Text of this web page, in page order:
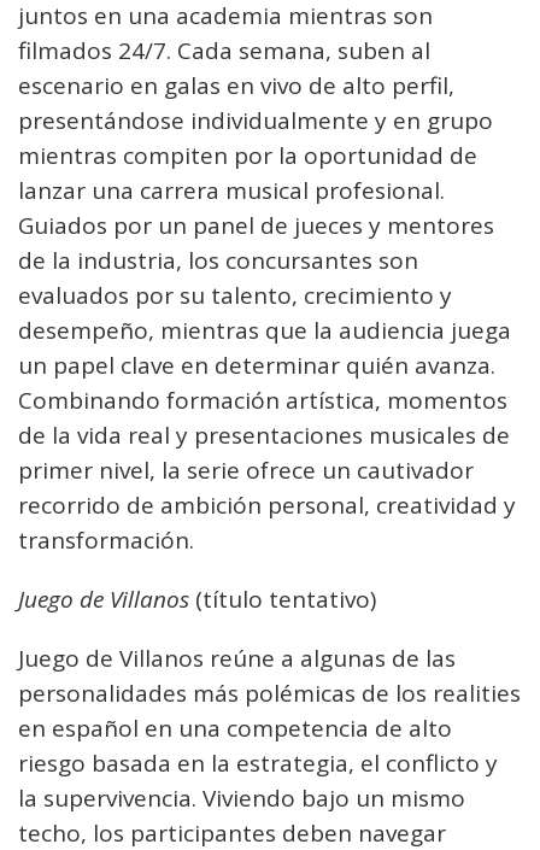
juntos en una academia mientras son
filmados 24/7. Cada semana, suben al
escenario en galas en vivo de alto perfil,
presentándose individualmente y en grupo
mientras compiten por la oportunidad de
lanzar una carrera musical profesional.
Guiados por un panel de jueces y mentores
de la industria, los concursantes son
evaluados por su talento, crecimiento y
desempeño, mientras que la audiencia juega
un papel clave en determinar quién avanza.
Combinando formación artística, momentos
de la vida real y presentaciones musicales de
primer nivel, la serie ofrece un cautivador
recorrido de ambición personal, creatividad y
transformación.
Juego de Villanos (título tentativo)
Juego de Villanos reúne a algunas de las
personalidades más polémicas de los realities
en español en una competencia de alto
riesgo basada en la estrategia, el conflicto y
la supervivencia. Viviendo bajo un mismo
techo, los participantes deben navegar